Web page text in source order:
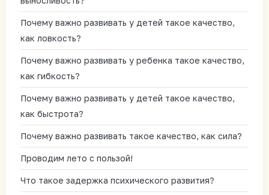
Почему важно развивать у детей такое качество,
как ловкость?
Почему важно развивать у ребенка такое качество,
как гибкость?
Почему важно развивать у детей такое качество,
как быстрота?
Почему важно развивать такое качество, как сила?
Проводим лето с пользой!
Что такое задержка психического развития?